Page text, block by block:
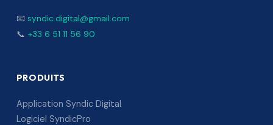
📧 syndic.digital@gmail.com
📞 +33 6 51 11 56 90
PRODUITS
Application Syndic Digital
Logiciel SyndicPro